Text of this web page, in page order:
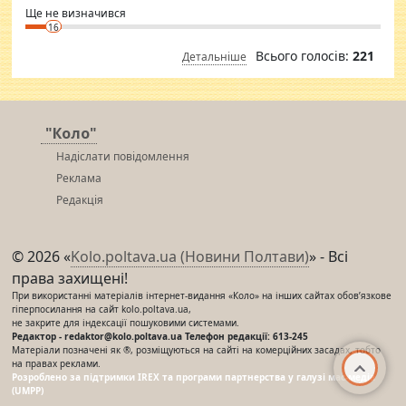
Ще не визначився
16
Детальніше Всього голосів: 221
"Коло"
Надіслати повідомлення
Реклама
Редакція
© 2026 «Kolo.poltava.ua (Новини Полтави)» - Всі
права захищені!
При використанні матеріалів інтернет-видання «Коло» на інших сайтах обов’язкове
гіперпосилання на сайт kolo.poltava.ua,
не закрите для індексації пошуковими системами.
Редактор - redaktor@kolo.poltava.ua Телефон редакції: 613-245
Матеріали позначені як ®, розміщуються на сайті на комерційних засадах, тобто
на правах реклами.
Розроблено за підтримки IREX та програми партнерства у галузі мас-медіа
(UMPP)